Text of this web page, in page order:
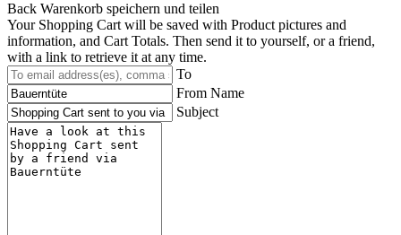
Back Warenkorb speichern und teilen
Your Shopping Cart will be saved with Product pictures and
information, and Cart Totals. Then send it to yourself, or a friend,
with a link to retrieve it at any time.
To
From Name
Subject